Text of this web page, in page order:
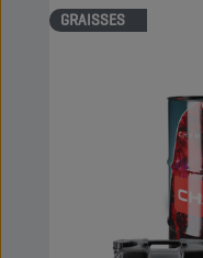
GRAISSES